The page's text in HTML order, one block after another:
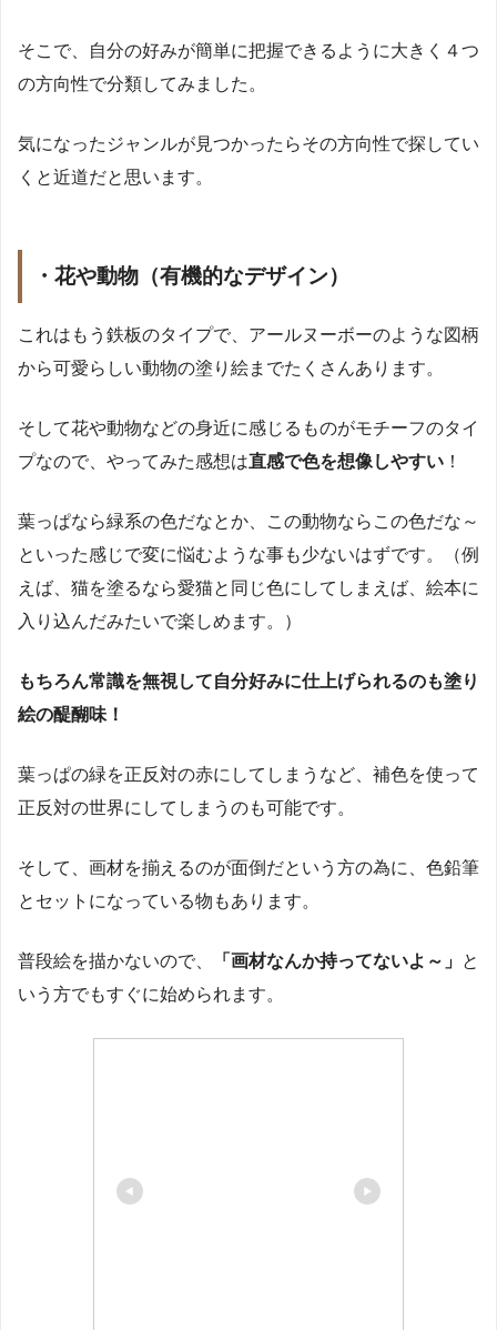
そこで、自分の好みが簡単に把握できるように大きく４つ
の方向性で分類してみました。
気になったジャンルが見つかったらその方向性で探してい
くと近道だと思います。
・花や動物（有機的なデザイン）
これはもう鉄板のタイプで、アールヌーボーのような図柄
から可愛らしい動物の塗り絵までたくさんあります。
そして花や動物などの身近に感じるものがモチーフのタイ
プなので、やってみた感想は直感で色を想像しやすい ！
葉っぱなら緑系の色だなとか、この動物ならこの色だな～
といった感じで変に悩むような事も少ないはずです。（例
えば、猫を塗るなら愛猫と同じ色にしてしまえば、絵本に
入り込んだみたいで楽しめます。）
もちろん常識を無視して自分好みに仕上げられるのも塗り
絵の醍醐味！
葉っぱの緑を正反対の赤にしてしまうなど、補色を使って
正反対の世界にしてしまうのも可能です。
そして、画材を揃えるのが面倒だという方の為に、色鉛筆
とセットになっている物もあります。
普段絵を描かないので、 「画材なんか持ってないよ～」 と
いう方でもすぐに始められます。